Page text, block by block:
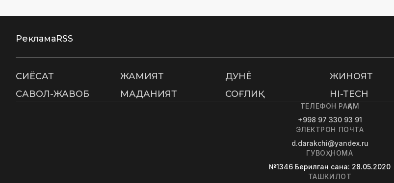
РекламаRSS
СИËСАТ ЖАМИЯТ ДУНË ЖИНОЯТ
САВОЛ-ЖАВОБ
МАДАНИЯТ СОҒЛИҚ HI-TECH
ТЕЛЕФОН РАҚАМ
+998 97 330 93 91
ЭЛЕКТРОН ПОЧТА
d.darakchi@yandex.ru
ГУВОҲНОМА
№1346 Берилган сана: 28.05.2020
ТАШКИЛОТ